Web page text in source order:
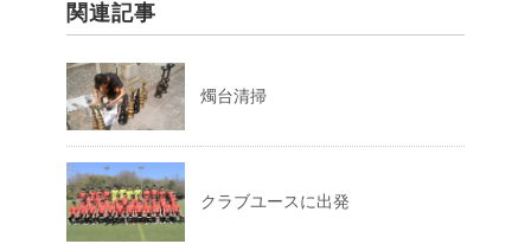
関連記事
燭台清掃
クラブユースに出発